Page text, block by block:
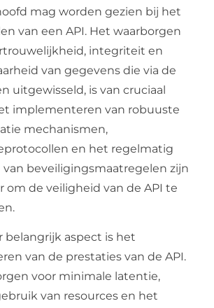
mag worden gezien bij het
van een API. Het waarborgen
integriteit en
van gegevens die via de
uitgewisseld, is van cruciaal
implementeren van robuuste
mechanismen,
en het regelmatig
beveiligingsmaatregelen zijn
om de veiligheid van de API te
belangrijk aspect is het
van de prestaties van de API.
voor minimale latentie,
van resources en het